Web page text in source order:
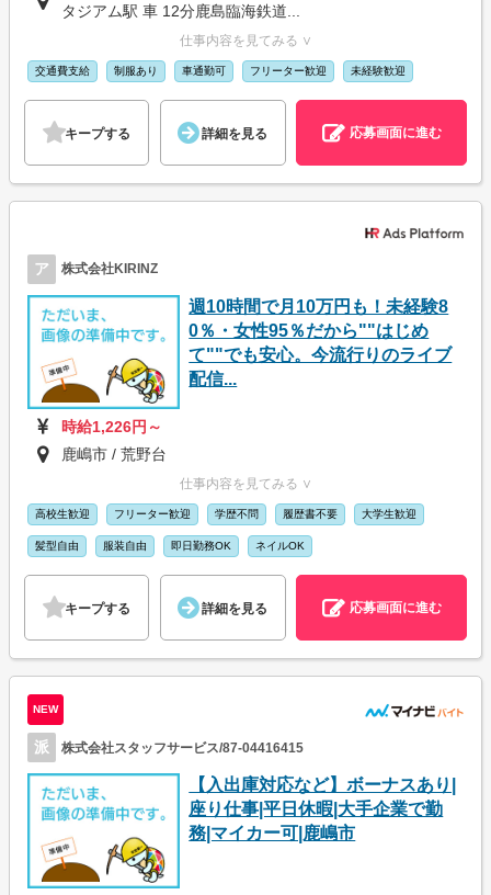
タジアム駅 車 12分鹿島臨海鉄道...
仕事内容を見てみる ∨
交通費支給 制服あり 車通勤可 フリーター歓迎 未経験歓迎
キープする 詳細を見る 応募画面に進む
ア 株式会社KIRINZ
週10時間で月10万円も！未経験8
0％・女性95％だから""はじめ
て""でも安心。今流行りのライブ
配信...
時給1,226円～
鹿嶋市 / 荒野台
仕事内容を見てみる ∨
高校生歓迎 フリーター歓迎 学歴不問 履歴書不要 大学生歓迎
髪型自由 服装自由 即日勤務OK ネイルOK
キープする 詳細を見る 応募画面に進む
NEW
派 株式会社スタッフサービス/87-04416415
【入出庫対応など】ボーナスあり|
座り仕事|平日休暇|大手企業で勤
務|マイカー可|鹿嶋市